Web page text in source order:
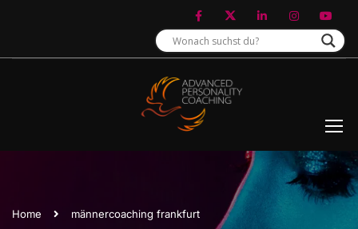
Home männercoaching frankfurt